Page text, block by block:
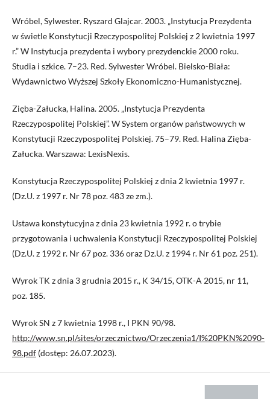
Wróbel, Sylwester. Ryszard Glajcar. 2003. „Instytucja Prezydenta
w świetle Konstytucji Rzeczypospolitej Polskiej z 2 kwietnia 1997
r.” W Instytucja prezydenta i wybory prezydenckie 2000 roku.
Studia i szkice. 7–23. Red. Sylwester Wróbel. Bielsko-Biała:
Wydawnictwo Wyższej Szkoły Ekonomiczno-Humanistycznej.
Zięba-Załucka, Halina. 2005. „Instytucja Prezydenta
Rzeczypospolitej Polskiej”. W System organów państwowych w
Konstytucji Rzeczypospolitej Polskiej. 75–79. Red. Halina Zięba-
Załucka. Warszawa: LexisNexis.
Konstytucja Rzeczypospolitej Polskiej z dnia 2 kwietnia 1997 r.
(Dz.U. z 1997 r. Nr 78 poz. 483 ze zm.).
Ustawa konstytucyjna z dnia 23 kwietnia 1992 r. o trybie
przygotowania i uchwalenia Konstytucji Rzeczypospolitej Polskiej
(Dz.U. z 1992 r. Nr 67 poz. 336 oraz Dz.U. z 1994 r. Nr 61 poz. 251).
Wyrok TK z dnia 3 grudnia 2015 r., K 34/15, OTK-A 2015, nr 11,
poz. 185.
Wyrok SN z 7 kwietnia 1998 r., I PKN 90/98.
http://www.sn.pl/sites/orzecznictwo/Orzeczenia1/I%20PKN%2090-
98.pdf (dostęp: 26.07.2023).